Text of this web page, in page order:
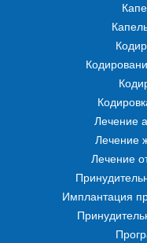
Лечение
Лечение
Лечение
Имплантация